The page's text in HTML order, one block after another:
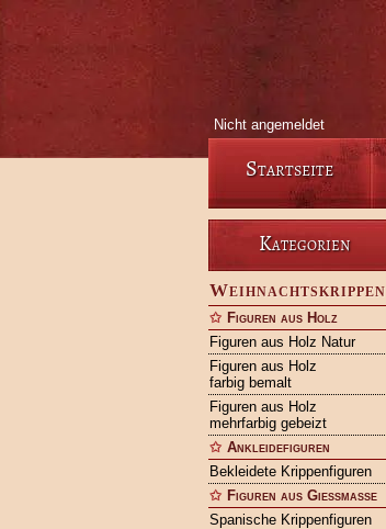
Nicht angemeldet
Startseite
Kategorien
Weihnachtskrippen
Figuren aus Holz
Figuren aus Holz Natur
Figuren aus Holz
farbig bemalt
Figuren aus Holz
mehrfarbig gebeizt
Ankleidefiguren
Bekleidete Krippenfiguren
Figuren aus Gießmasse
Spanische Krippenfiguren